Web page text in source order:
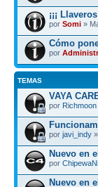
¡¡¡
por Somi »
Cómo
por
TEMAS
VAYA
por Richmoon
por javi_indy
Nuevo en
por
Nuevo en